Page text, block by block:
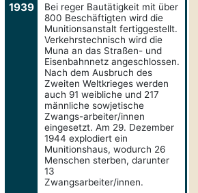
1939
Bei reger Bautätigkeit mit über
800 Beschäftigten wird die
Munitionsanstalt fertiggestellt.
Verkehrstechnisch wird die
Muna an das Straßen- und
Eisenbahnnetz angeschlossen.
Nach dem Ausbruch des
Zweiten Weltkrieges werden
auch 91 weibliche und 217
männliche sowjetische
Zwangs-arbeiter/innen
eingesetzt. Am 29. Dezember
1944 explodiert ein
Munitionshaus, wodurch 26
Menschen sterben, darunter
13
Zwangsarbeiter/innen.